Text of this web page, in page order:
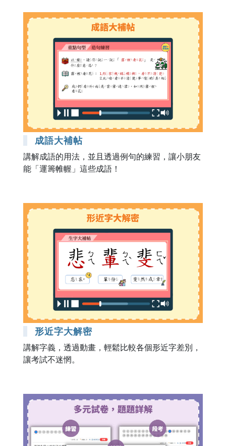
成語大補帖
講解成語的用法，並且透過例句的練習，讓小朋友
能「運籌帷幄」這些成語！
形近字大解密
講解字義，透過動畫，輕鬆比較各個形近字差別，
讓考試不迷惘。